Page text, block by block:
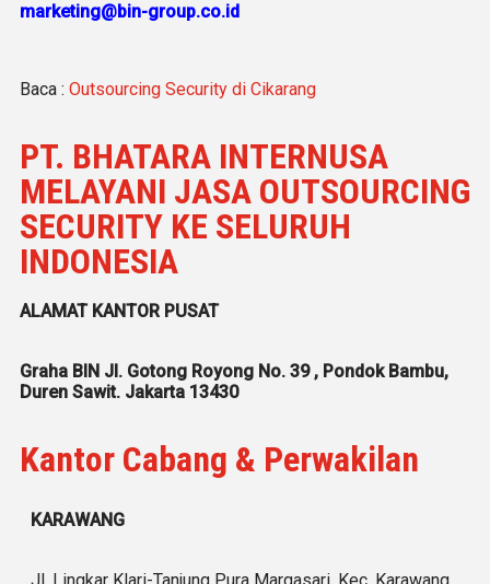
marketing@bin-group.co.id
Baca : Outsourcing Security di Cikarang
PT. BHATARA INTERNUSA
MELAYANI JASA OUTSOURCING
SECURITY KE SELURUH
INDONESIA
ALAMAT KANTOR PUSAT
Graha BIN Jl. Gotong Royong No. 39 , Pondok Bambu,
Duren Sawit. Jakarta 13430
Kantor Cabang & Perwakilan
KARAWANG